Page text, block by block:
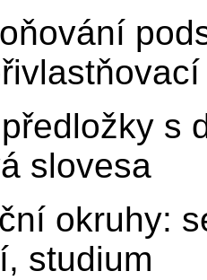
s
slovesa
okruhy:
studium